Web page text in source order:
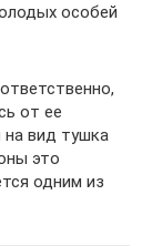
особей
от ее
на вид тушка
это
одним из